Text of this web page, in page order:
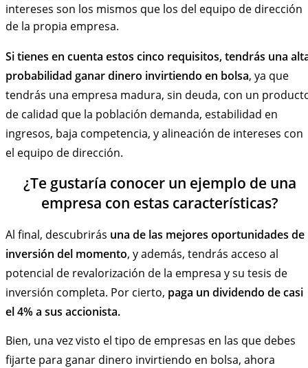
intereses son los mismos que los del equipo de dirección
de la propia empresa.
Si tienes en cuenta estos cinco requisitos, tendrás una
probabilidad ganar dinero invirtiendo en bolsa, ya que
tendrás una empresa madura, sin deuda, con un
de calidad que la población demanda, estabilidad en
ingresos, baja competencia, y alineación de intereses con
el equipo de dirección.
¿Te gustaría conocer un ejemplo de una
empresa con estas características?
Al final, descubrirás una de las mejores oportunidades de
inversión del momento, y además, tendrás acceso al
potencial de revalorización de la empresa y su tesis de
inversión completa. Por cierto, paga un dividendo de casi
el 4% a sus accionista.
Bien, una vez visto el tipo de empresas en las que debes
fijarte para ganar dinero invirtiendo en bolsa, ahora